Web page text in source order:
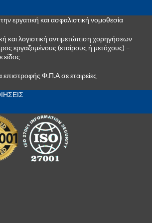
εργατική και ασφαλιστική νομοθεσία
και λογιστική αντιμετώπιση χορηγήσεων
εργαζομένους (εταίρους ή μετόχους) –
επιστροφής Φ.Π.Α σε εταιρείες